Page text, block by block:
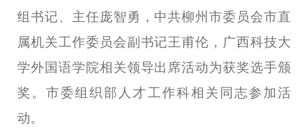
组书记、主任庞智勇，中共柳州市委员会市直
属机关工作委员会副书记王甫伦，广西科技大
学外国语学院相关领导出席活动为获奖选手颁
奖。市委组织部人才工作科相关同志参加活
动。